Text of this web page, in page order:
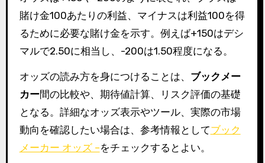
賭け金100あたりの利益、マイナスは利益100を得
るために必要な賭け金を示す。例えば+150はデシ
マルで2.50に相当し、-200は1.50程度になる。
オッズの読み方を身につけることは、 ブックメー
カー間の比較や、期待値計算、リスク評価の基礎
となる。詳細なオッズ表示やツール、実際の市場
動向を確認したい場合は、参考情報としてブック
メーカー オッズ –をチェックするとよい。